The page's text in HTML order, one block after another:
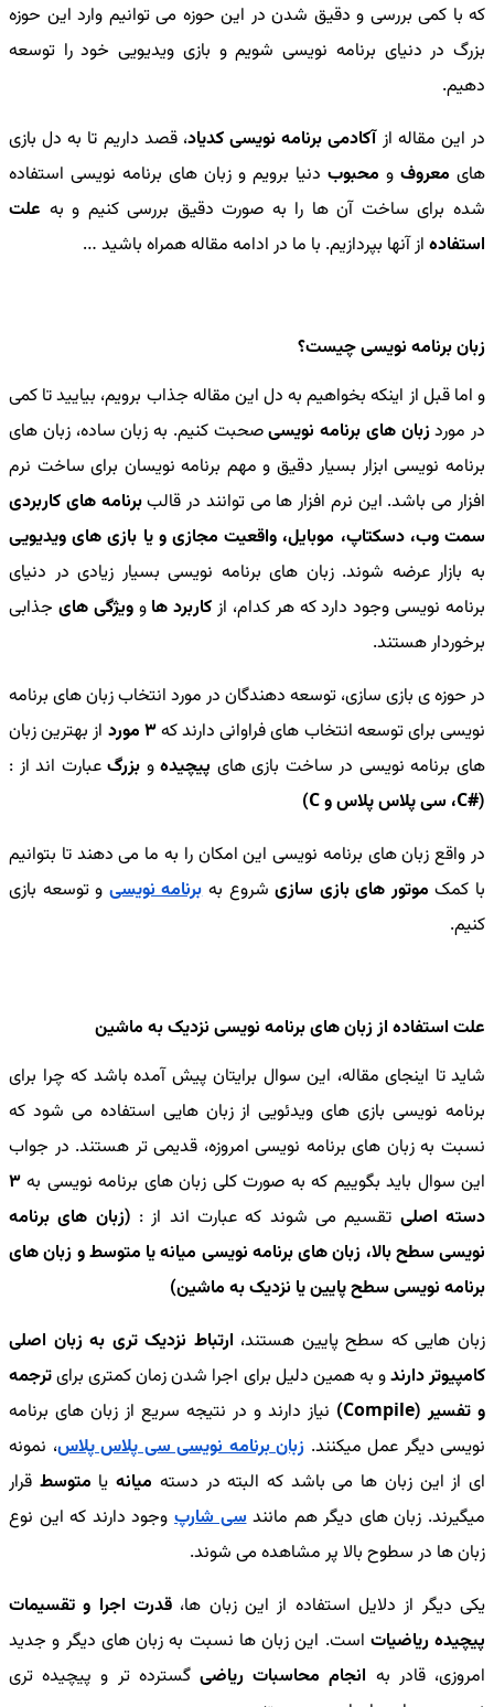
که با کمی بررسی و دقیق شدن در این حوزه می توانیم وارد این حوزه
بزرگ در دنیای برنامه نویسی شویم و بازی ویدیویی خود را توسعه
دهیم.
در این مقاله ازآکادمی برنامه نویسی کدیاد، قصد داریم تا به دل بازی
های معروف و محبوب دنیا برویم و زبان های برنامه نویسی استفاده
شده برای ساخت آن ها را به صورت دقیق بررسی کنیم و به علت
استفاده از آنها بپردازیم. با ما در ادامه مقاله همراه باشید …
زبان برنامه نویسی چیست؟
و اما قبل از اینکه بخواهیم به دل این مقاله جذاب برویم، بیایید تا کمی
در موردزبان های برنامه نویسیصحبت کنیم. به زبان ساده، زبان های
برنامه نویسی ابزار بسیار دقیق و مهم برنامه نویسان برای ساخت نرم
افزار می باشد. این نرم افزار ها می توانند در قالببرنامه های کاربردی
سمت وب، دسکتاپ، موبایل، واقعیت مجازی و یا بازی های ویدیویی
به بازار عرضه شوند. زبان های برنامه نویسی بسیار زیادی در دنیای
برنامه نویسی وجود دارد که هر کدام، از کاربرد هاوویژگی های جذابی
برخوردار هستند.
در حوزه ی بازی سازی، توسعه دهندگان در مورد انتخاب زبان های برنامه
نویسی برای توسعه انتخاب های فراوانی دارند که3 مورد
از بهترین زبان
های برنامه نویسی در ساخت بازی های پیچیدهو بزرگعبارت اند از :
(#C، سی پلاس پلاس و C)
در واقع زبان های برنامه نویسی این امکان را به ما می دهند تا بتوانیم
با کمک موتور های بازی سازی شروع بهبرنامه نویسی و توسعه بازی
کنیم.
علت استفاده از زبان های برنامه نویسی نزدیک به ماشین
شاید تا اینجای مقاله، این سوال برایتان پیش آمده باشد که چرا برای
برنامه نویسی بازی های ویدئویی از زبان هایی استفاده می شود که
نسبت به زبان های برنامه نویسی امروزه، قدیمی تر هستند. در جواب
این سوال باید بگوییم که به صورت کلی زبان های برنامه نویسی به 3
دسته اصلی تقسیم می شوند که عبارت اند از : (زبان های برنامه
نویسی سطح بالا، زبان های برنامه نویسی میانه یا متوسط و زبان های
برنامه نویسی سطح پایین یا نزدیک به ماشین)
زبان هایی که سطح پایین هستند، ارتباط نزدیک تری به زبان اصلی
کامپیوتر دارندو به همین دلیل برای اجرا شدن زمان کمتری برایترجمه
و تفسیر (Compile)
نیاز دارند و در نتیجه سریع از زبان های برنامه
نویسی دیگر عمل میکنند. زبان برنامه نویسی سی پلاس پلاس، نمونه
ای از این زبان ها می باشد که البته در دسته میانه یا متوسط قرار
میگیرند. زبان های دیگر هم مانندسی شارپ وجود دارند که این نوع
زبان ها در سطوح بالا پر مشاهده می شوند.
یکی دیگر از دلایل استفاده از این زبان ها، قدرت اجرا و تقسیمات
پیچیده ریاضیات است. این زبان ها نسبت به زبان های دیگر و جدید
امروزی، قادر به انجام محاسبات ریاضیگسترده تر و پیچیده تری